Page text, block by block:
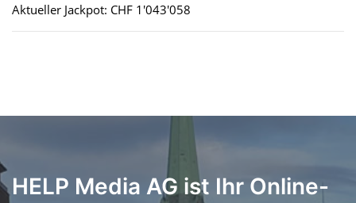
Aktueller Jackpot: CHF 1'043'058
HELP Media AG ist Ihr Online-